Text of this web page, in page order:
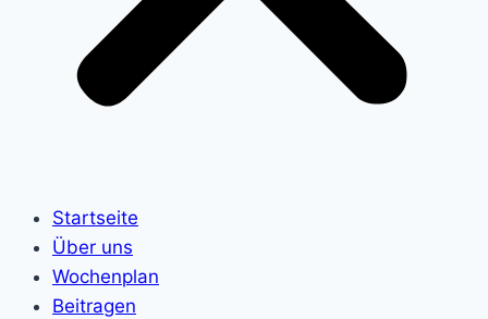
Startseite
Über uns
Wochenplan
Beitragen